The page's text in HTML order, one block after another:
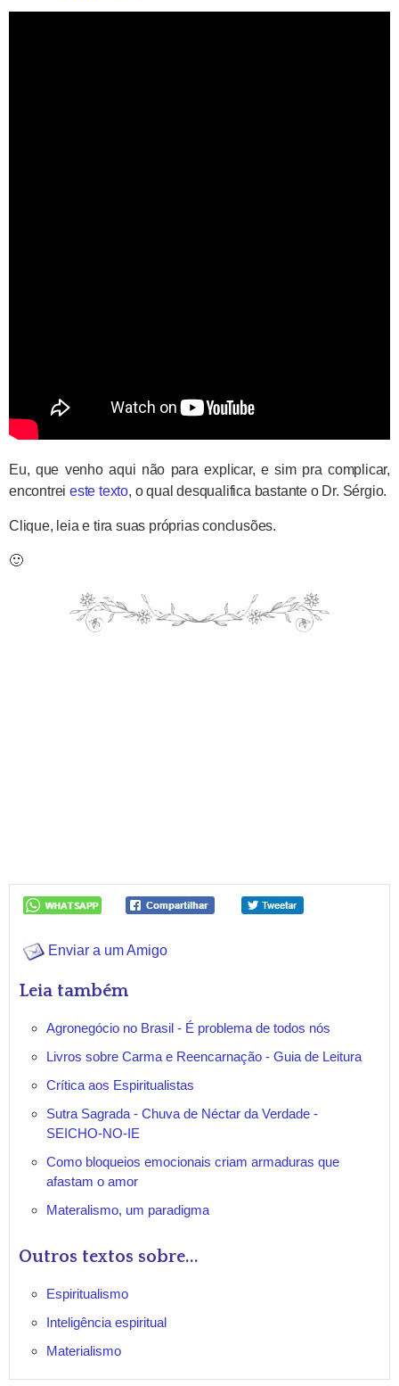
Eu, que venho aqui não para explicar, e sim pra complicar,
encontrei este texto, o qual desqualifica bastante o Dr. Sérgio.
Clique, leia e tira suas próprias conclusões.
🙂
Enviar a um Amigo
Leia também
Agronegócio no Brasil - É problema de todos nós
Livros sobre Carma e Reencarnação - Guia de Leitura
Crítica aos Espiritualistas
Sutra Sagrada - Chuva de Néctar da Verdade -
SEICHO-NO-IE
Como bloqueios emocionais criam armaduras que
afastam o amor
Materalismo, um paradigma
Outros textos sobre...
Espiritualismo
Inteligência espiritual
Materialismo